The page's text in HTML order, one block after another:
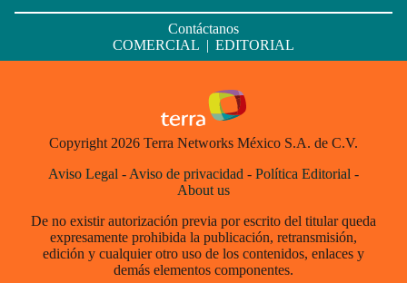
Contáctanos
COMERCIAL | EDITORIAL
Copyright 2026 Terra Networks México S.A. de C.V.
Aviso Legal - Aviso de privacidad - Política Editorial -
About us
De no existir autorización previa por escrito del titular queda
expresamente prohibida la publicación, retransmisión,
edición y cualquier otro uso de los contenidos, enlaces y
demás elementos componentes.